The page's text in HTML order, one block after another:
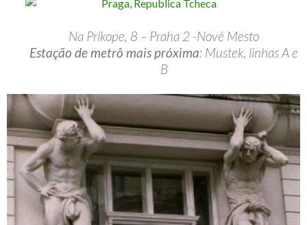
Na Príkope, 8 – Praha 2 -Nové Mesto
Estação de metrô mais próxima: Mustek, linhas A e
B